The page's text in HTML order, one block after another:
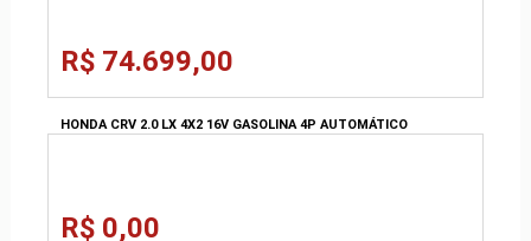
R$ 74.699,00
HONDA CRV 2.0 LX 4X2 16V GASOLINA 4P AUTOMÁTICO
R$ 0,00